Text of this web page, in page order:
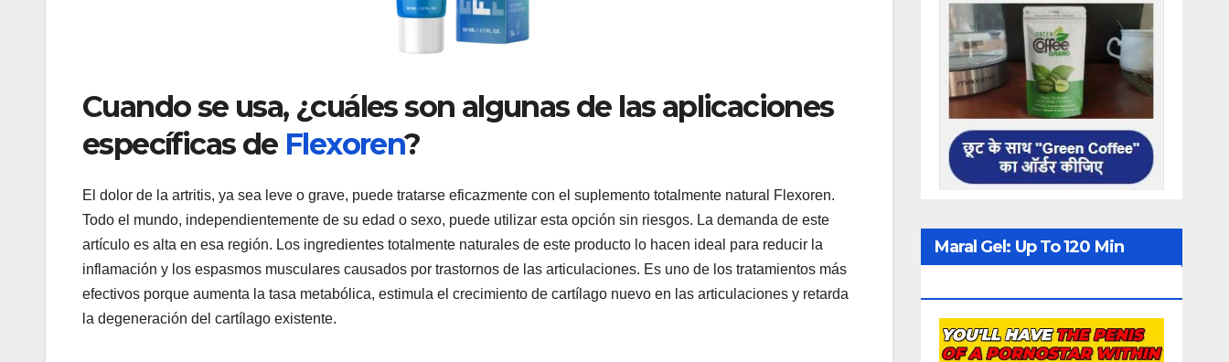
Cuando se usa, ¿cuáles son algunas de las aplicaciones
específicas de Flexoren?
El dolor de la artritis, ya sea leve o grave, puede tratarse eficazmente con el suplemento totalmente natural Flexoren.
Todo el mundo, independientemente de su edad o sexo, puede utilizar esta opción sin riesgos. La demanda de este
artículo es alta en esa región. Los ingredientes totalmente naturales de este producto lo hacen ideal para reducir la
inflamación y los espasmos musculares causados por trastornos de las articulaciones. Es uno de los tratamientos más
efectivos porque aumenta la tasa metabólica, estimula el crecimiento de cartílago nuevo en las articulaciones y retarda
la degeneración del cartílago existente.
Maral Gel: Up To 120 Min